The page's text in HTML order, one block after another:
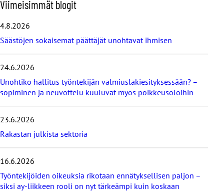
O
h
a
v
i
i
m
e
i
m
t
b
l
Viimeisimmät blogit
4.8.2026
Säästöjen sokaisemat päättäjät unohtavat ihmisen
24.6.2026
Unohtiko hallitus työntekijän valmiuslakiesityksessään? –
sopiminen ja neuvottelu kuuluvat myös poikkeusoloihin
23.6.2026
Rakastan julkista sektoria
16.6.2026
Työntekijöiden oikeuksia rikotaan ennätyksellisen paljon –
siksi ay-liikkeen rooli on nyt tärkeämpi kuin koskaan